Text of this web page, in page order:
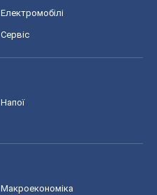
Електромобілі
Сервіс
Напої
Макроекономіка